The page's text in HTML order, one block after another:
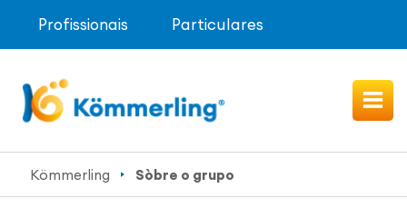
Profissionais Particulares
Kömmerling Sòbre o grupo